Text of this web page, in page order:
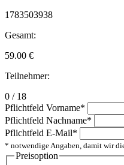
1783503938
Gesamt:
59.00 €
Teilnehmer:
0 / 18
Pflichtfeld Vorname*
Pflichtfeld Nachname*
Pflichtfeld E-Mail*
* notwendige Angaben, damit wir
Preisoption